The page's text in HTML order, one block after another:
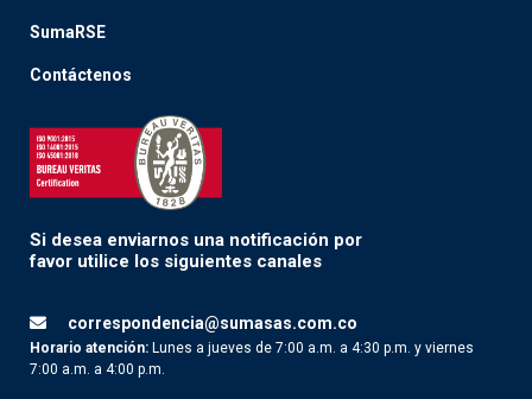
SumaRSE
Contáctenos
Si desea enviarnos una notificación por
favor utilice los siguientes canales
correspondencia@sumasas.com.co
Horario atención: Lunes a jueves de 7:00 a.m. a 4:30 p.m. y viernes
7:00 a.m. a 4:00 p.m.